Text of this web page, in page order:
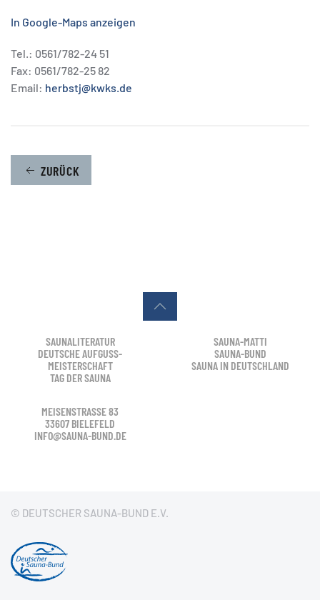
In Google-Maps anzeigen
Tel.: 0561/782-24 51
Fax: 0561/782-25 82
Email: herbstj@kwks.de
ZURÜCK
SAUNALITERATUR
DEUTSCHE AUFGUSS-
MEISTERSCHAFT
TAG DER SAUNA
SAUNA-MATTI
SAUNA-BUND
SAUNA IN DEUTSCHLAND
MEISENSTRASSE 83
33607 BIELEFELD
INFO@SAUNA-BUND.DE
© DEUTSCHER SAUNA-BUND E.V.